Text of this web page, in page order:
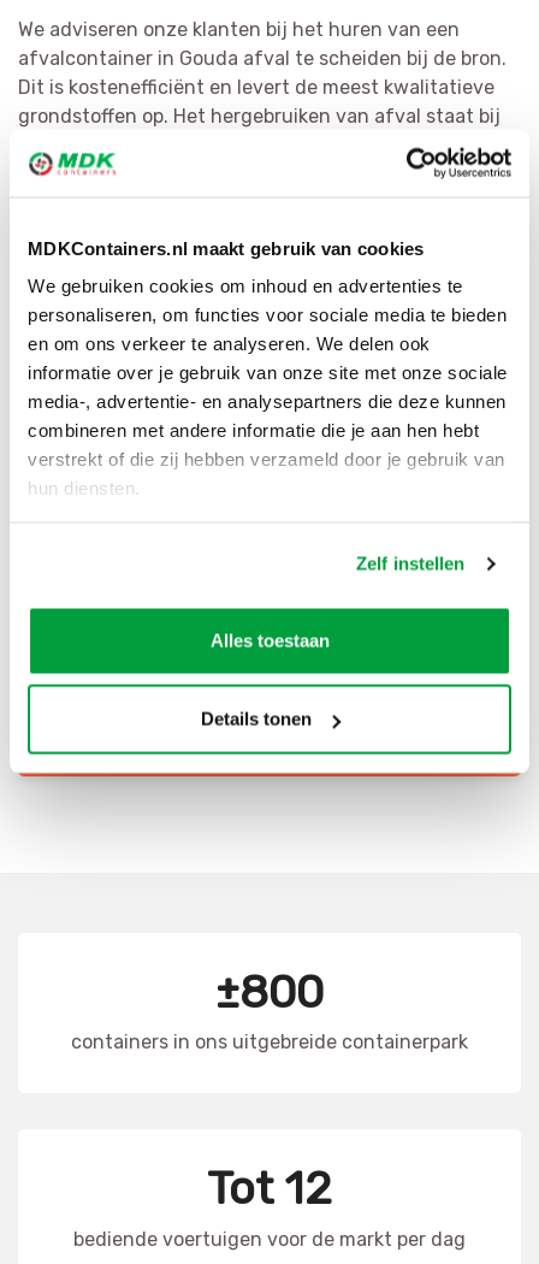
MDKContainers.nl maakt gebruik van cookies
We gebruiken cookies om inhoud en advertenties te
personaliseren, om functies voor sociale media te bieden
en om ons verkeer te analyseren. We delen ook
informatie over je gebruik van onze site met onze sociale
media-, advertentie- en analysepartners die deze kunnen
combineren met andere informatie die je aan hen hebt
verstrekt of die zij hebben verzameld door je gebruik van
hun diensten.
Zelf instellen
Alles toestaan
Details tonen
We adviseren onze klanten bij het huren van een
afvalcontainer in Gouda afval te scheiden bij de bron.
Dit is kostenefficiënt en levert de meest kwalitatieve
grondstoffen op. Het hergebruiken van afval staat bij
MDK Containers voorop. We scheiden vuilnis zo efficiënt
mogelijk en vormen het om tot herbruikbaar materiaal
bestemming.
Goede kwaliteit
Snelle klantenservice
CONTAINER HUREN
±800
containers in ons uitgebreide containerpark
Tot 12
bediende voertuigen voor de markt per dag